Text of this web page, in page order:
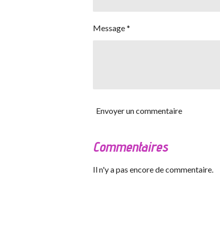
Message *
Envoyer un commentaire
Commentaires
Il n'y a pas encore de commentaire.